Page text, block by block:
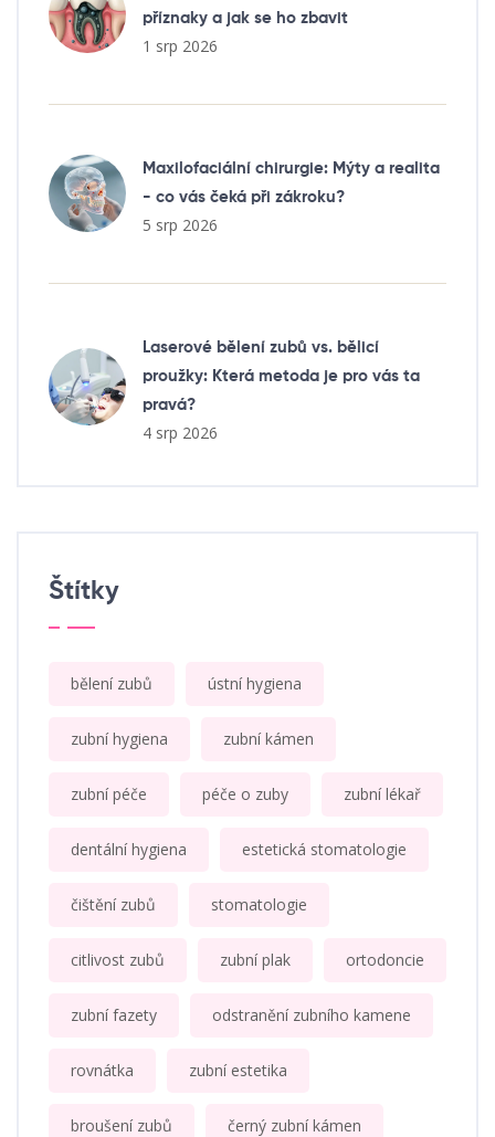
příznaky a jak se ho zbavit
1 srp 2026
Maxilofaciální chirurgie: Mýty a realita
- co vás čeká při zákroku?
5 srp 2026
Laserové bělení zubů vs. bělicí
proužky: Která metoda je pro vás ta
pravá?
4 srp 2026
Štítky
bělení zubů ústní hygiena
zubní hygiena zubní kámen
zubní péče péče o zuby zubní lékař
dentální hygiena estetická stomatologie
čištění zubů stomatologie
citlivost zubů zubní plak ortodoncie
zubní fazety odstranění zubního kamene
rovnátka zubní estetika
broušení zubů černý zubní kámen